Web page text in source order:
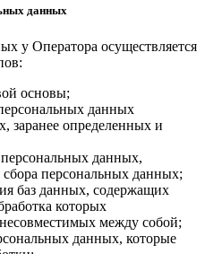
данных
у Оператора осуществляется
основы;
данных
заранее определенных и
данных,
персональных данных;
баз данных, содержащих
которых
между собой;
данных, которые